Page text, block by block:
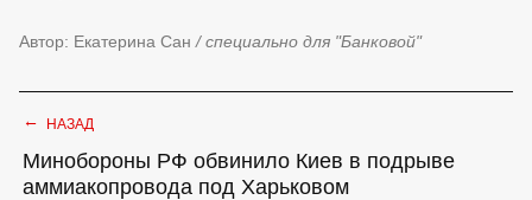
Автор: Екатерина Сан / специально для "Банковой"
← НАЗАД
Минобороны РФ обвинило Киев в подрыве
аммиакопровода под Харьковом